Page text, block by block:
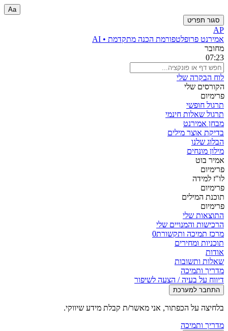
Aa
סגור תפריט
AP
אמירנט פרופלטפורמת הכנה מתקדמת • AI
מחובר
07:23
לוח הבקרה שלי
הקורסים שלי
פרימיום
תרגול חופשי
תרגול שאלות חינמי
מבחן אמירנט
בדיקת אוצר מילים
הבלוג שלנו
מילון מונחים
אמיר בוט
פרימיום
לו"ז למידה
פרימיום
תוכנת המילים
פרימיום
התוצאות שלי
הרכישות והמנויים שלי
מרכז תמיכה ותקשורת0
תוכניות ומחירים
אודות
שאלות ותשובות
מדריך ותמיכה
דיווח על בעיה / הצעה לשיפור
התחבר למערכת
בלחיצה על הכפתור, אני מאשר/ת קבלת מידע שיווקי.
מדריך ותמיכה